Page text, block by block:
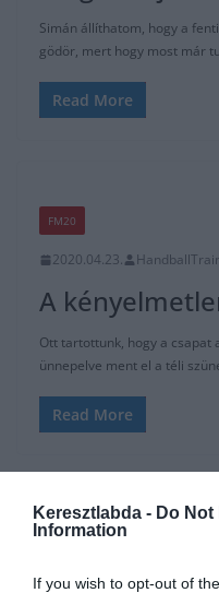
Keresztlabda - Do Not
Information
If you wish to opt-out of
Simán állíthatom, hogy a
gödör, mert hogy most már
Read More
FM20
2020.04.23.
A
Ott tartottunk, hogy a
ünnepelve ment el a téli
Read More
FM20
2020.04.21.